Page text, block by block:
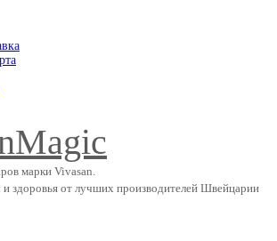
марки Vivasan.
здоровья от лучших производителей Швейцарии